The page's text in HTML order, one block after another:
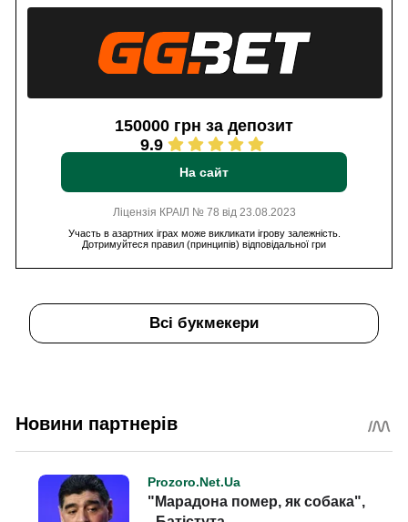
150000 грн за депозит
9.9
На сайт
Ліцензія КРАІЛ № 78 від 23.08.2023
Участь в азартних іграх може викликати ігрову залежність.
Дотримуйтеся правил (принципів) відповідальної гри
Всі букмекери